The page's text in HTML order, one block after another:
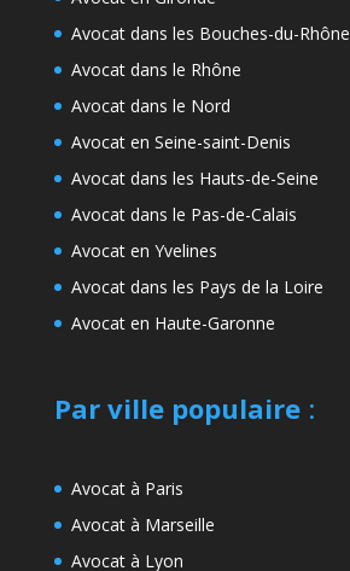
Avocat dans les Bouches-du-Rhône
Avocat dans le Rhône
Avocat dans le Nord
Avocat en Seine-saint-Denis
Avocat dans les Hauts-de-Seine
Avocat dans le Pas-de-Calais
Avocat en Yvelines
Avocat dans les Pays de la Loire
Avocat en Haute-Garonne
Par ville populaire:
Avocat à Paris
Avocat à Marseille
Avocat à Lyon